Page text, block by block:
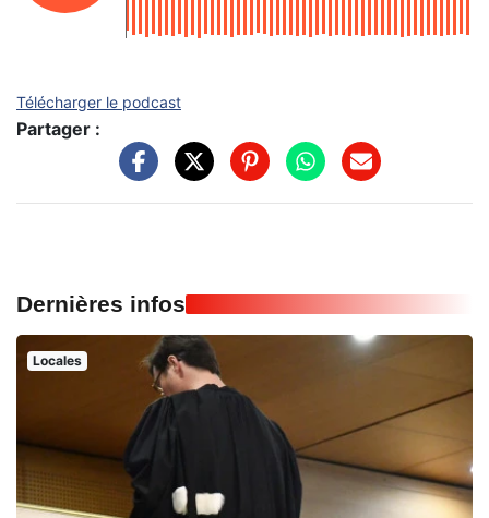
Télécharger le podcast
Partager :
Dernières infos
Locales